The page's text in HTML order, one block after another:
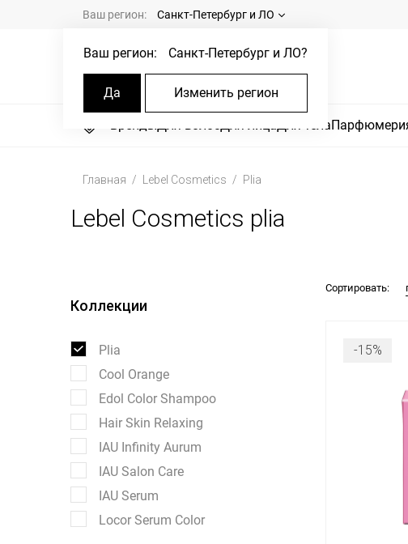
Ваш регион: Санкт-Петербург и ЛО
Ваш регион: Санкт-Петербург и ЛО?
Да Изменить регион
БрендыДля волосДля лицаДля тела
Главная Lebel Cosmetics Plia
Lebel Cosmetics plia
Коллекции
Plia
Cool Orange
Edol Color Shampoo
Hair Skin Relaxing
IAU Infinity Aurum
IAU Salon Care
IAU Serum
Locor Serum Color
Сортировать:
-15%